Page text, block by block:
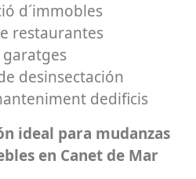
d´immobles
restaurantes
garatges
desinsectación
dedificis
ideal para mudanzas
en Canet de Mar